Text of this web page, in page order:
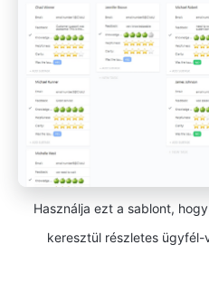
Használja ezt a sablont,
keresztül részletes